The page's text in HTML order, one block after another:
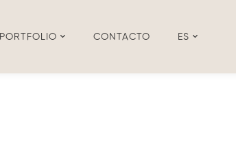
PORTFOLIO CONTACTO ES